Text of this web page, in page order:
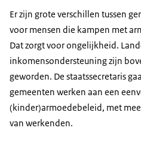
Er zijn grote verschillen tussen
voor mensen die kampen met
Dat zorgt voor ongelijkheid.
inkomensondersteuning zijn
geworden. De staatssecretaris
gemeenten werken aan een
(kinder)armoedebeleid, met
van werkenden.